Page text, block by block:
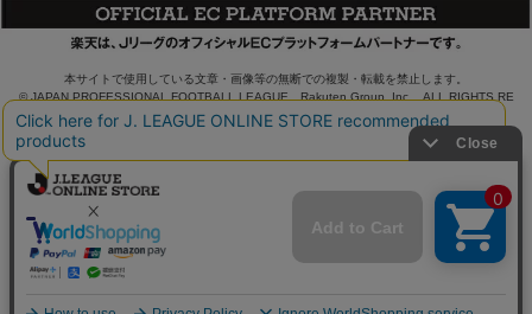
本サイトで使用している文章・画像等の無断での複製・転載を禁止します。
© JAPAN PROFESSIONAL FOOTBALL LEAGUE Rakuten Group, Inc. ALL RIGHTS RE
SERVED.